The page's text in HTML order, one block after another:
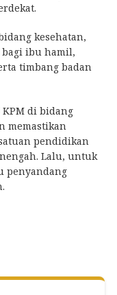
kesehatan,
ibu hamil,
timbang badan
di bidang
memastikan
pendidikan
Lalu, untuk
penyandang